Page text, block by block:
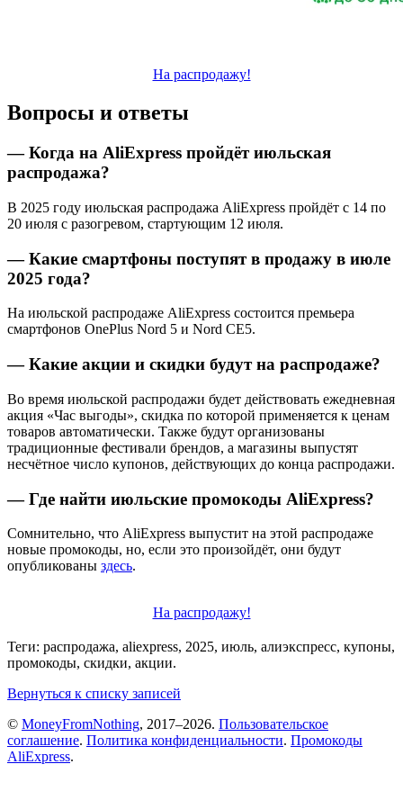
На распродажу!
Вопросы и ответы
— Когда на AliExpress пройдёт июльская
распродажа?
В 2025 году июльская распродажа AliExpress пройдёт с 14 по
20 июля с разогревом, стартующим 12 июля.
— Какие смартфоны поступят в продажу в июле
2025 года?
На июльской распродаже AliExpress состоится премьера
смартфонов OnePlus Nord 5 и Nord CE5.
— Какие акции и скидки будут на распродаже?
Во время июльской распродажи будет действовать ежедневная
акция «Час выгоды», скидка по которой применяется к ценам
товаров автоматически. Также будут организованы
традиционные фестивали брендов, а магазины выпустят
несчётное число купонов, действующих до конца распродажи.
— Где найти июльские промокоды AliExpress?
Сомнительно, что AliExpress выпустит на этой распродаже
новые промокоды, но, если это произойдёт, они будут
опубликованы здесь.
На распродажу!
Теги: распродажа, aliexpress, 2025, июль, алиэкспресс, купоны,
промокоды, скидки, акции.
Вернуться к списку записей
© MoneyFromNothing, 2017–2026. Пользовательское
соглашение. Политика конфиденциальности. Промокоды
AliExpress.